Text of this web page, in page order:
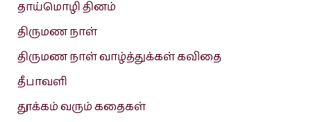
தாய்மொழி தினம்
திருமண நாள்
திருமண நாள் வாழ்த்துக்கள் கவிதை
தீபாவளி
தூக்கம் வரும் கதைகள்